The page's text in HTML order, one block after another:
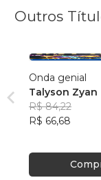
Outros
Onda genial
Talyson Zyan
R$ 84,22
R$ 66,68